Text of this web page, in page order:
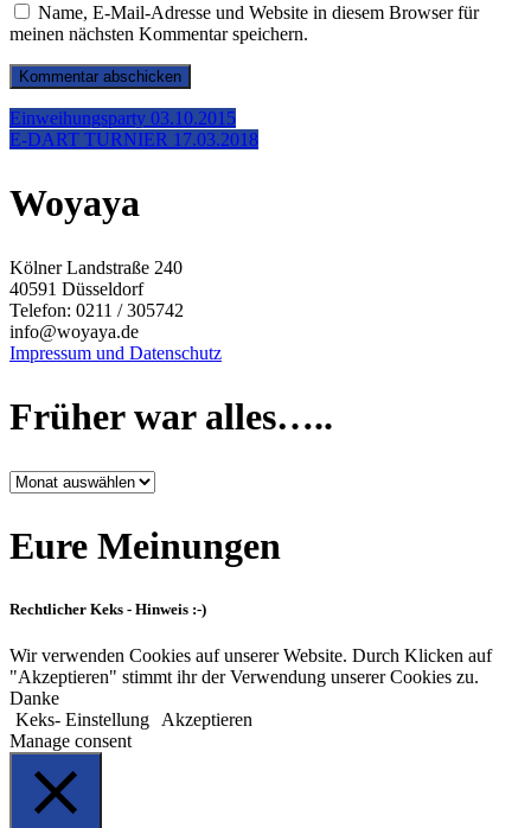
Name, E-Mail-Adresse und Website in diesem Browser für
meinen nächsten Kommentar speichern.
Beitragsnavigation
Einweihungsparty 03.10.2015
E-DART TURNIER 17.03.2018
Woyaya
Kölner Landstraße 240
40591 Düsseldorf
Telefon: 0211 / 305742
info@woyaya.de
Impressum und Datenschutz
Früher war alles…..
Früher
Eure Meinungen
Rechtlicher Keks - Hinweis :-)
Wir verwenden Cookies auf unserer Website. Durch Klicken auf
"Akzeptieren" stimmt ihr der Verwendung unserer Cookies zu.
Danke
Keks- Einstellung
Akzeptieren
Manage consent